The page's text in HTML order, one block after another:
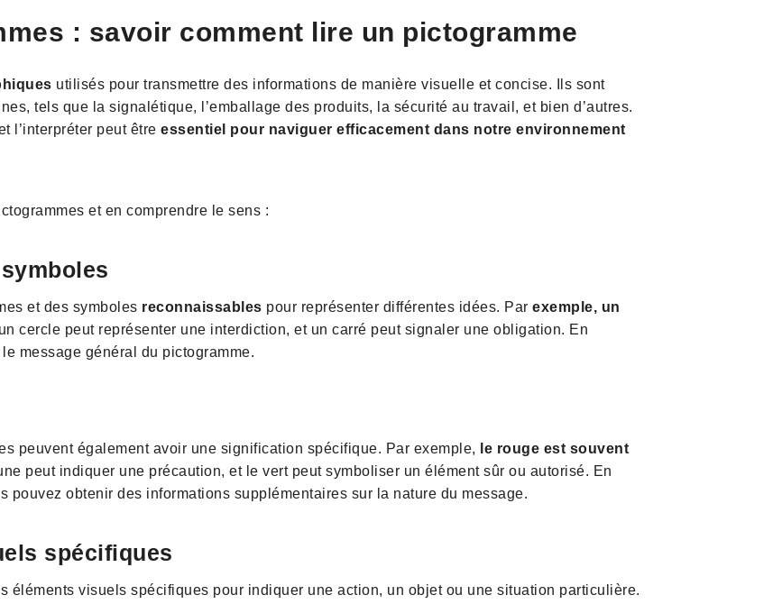
: savoir comment lire un pictogramme
utilisés pour transmettre des informations de manière visuelle et concise. Ils sont
tels que la signalétique, l’emballage des produits, la sécurité au travail, et bien d’autres.
l’interpréter peut êtreessentiel pour naviguer efficacement dans notre environnement
et en comprendre le sens :
et des symboles reconnaissables pour représenter différentes idées. Parexemple, un
cercle peut représenter une interdiction, et un carré peut signaler une obligation. En
message général du pictogramme.
peuvent également avoir une signification spécifique. Par exemple,
le rouge est souvent
peut indiquer une précaution, et le vert peut symboliser un élément sûr ou autorisé. En
pouvez obtenir des informations supplémentaires sur la nature du message.
spécifiques
éléments visuels spécifiques pour indiquer une action, un objet ou une situation particulière.